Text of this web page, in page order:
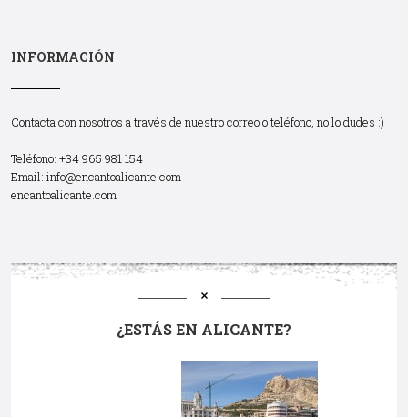
INFORMACIÓN
Contacta con nosotros a través de nuestro correo o teléfono, no lo dudes :)
Teléfono: +34 965 981 154
Email: info@encantoalicante.com
encantoalicante.com
¿ESTÁS EN ALICANTE?